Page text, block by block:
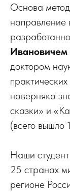
Основа
направление
доктором
наверняка
сказки» и
(всего вышло
Наши
25 странах
регионе